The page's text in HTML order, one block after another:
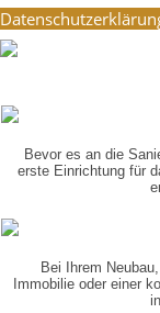
Bevor es an die
erste Einrichtung für
Bei Ihrem
Immobilie oder einer